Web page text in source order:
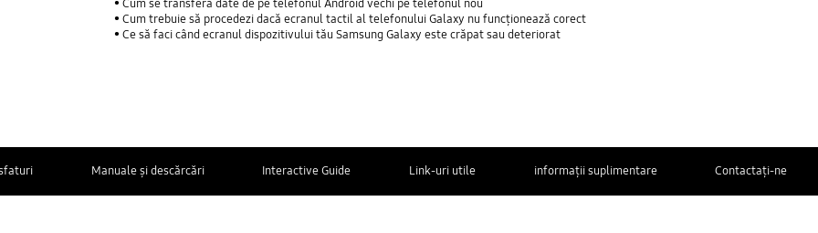
Cum se transferă date de pe telefonul Android vechi pe telefonul nou
Cum trebuie să procedezi dacă ecranul tactil al telefonului Galaxy nu funcționează corect
Ce să faci când ecranul dispozitivului tău Samsung Galaxy este crăpat sau deteriorat
Manuale și descărcări Interactive Guide Link-uri utile informații suplimentare Contactaţi-ne